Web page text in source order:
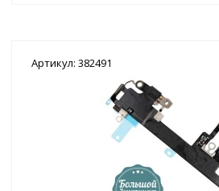
Артикул: 382491